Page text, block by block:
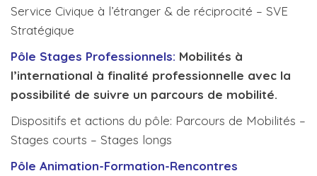
Service Civique à l’étranger & de réciprocité – SVE
Stratégique
Pôle Stages Professionnels: Mobilités à
l’international à finalité professionnelle avec la
possibilité de suivre un parcours de mobilité.
Dispositifs et actions du pôle: Parcours de Mobilités –
Stages courts – Stages longs
Pôle Animation-Formation-Rencontres